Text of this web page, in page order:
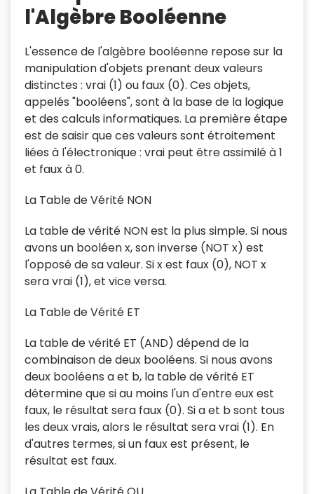
l'Algèbre Booléenne
L'essence de l'algèbre booléenne repose sur la
manipulation d'objets prenant deux valeurs
distinctes : vrai (1) ou faux (0). Ces objets,
appelés "booléens", sont à la base de la logique
et des calculs informatiques. La première étape
est de saisir que ces valeurs sont étroitement
liées à l'électronique : vrai peut être assimilé à 1
et faux à 0.
La Table de Vérité NON
La table de vérité NON est la plus simple. Si nous
avons un booléen x, son inverse (NOT x) est
l'opposé de sa valeur. Si x est faux (0), NOT x
sera vrai (1), et vice versa.
La Table de Vérité ET
La table de vérité ET (AND) dépend de la
combinaison de deux booléens. Si nous avons
deux booléens a et b, la table de vérité ET
détermine que si au moins l'un d'entre eux est
faux, le résultat sera faux (0). Si a et b sont tous
les deux vrais, alors le résultat sera vrai (1). En
d'autres termes, si un faux est présent, le
résultat est faux.